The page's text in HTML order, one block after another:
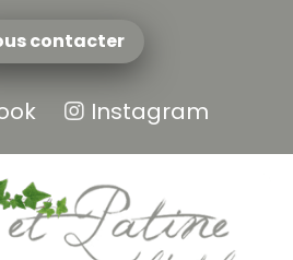
contacter
Instagram